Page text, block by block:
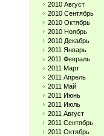
2010 Август
2010 Сентябрь
2010 Октябрь
2010 Ноябрь
2010 Декабрь
2011 Январь
2011 Февраль
2011 Март
2011 Апрель
2011 Май
2011 Июнь
2011 Июль
2011 Август
2011 Сентябрь
2011 Октябрь